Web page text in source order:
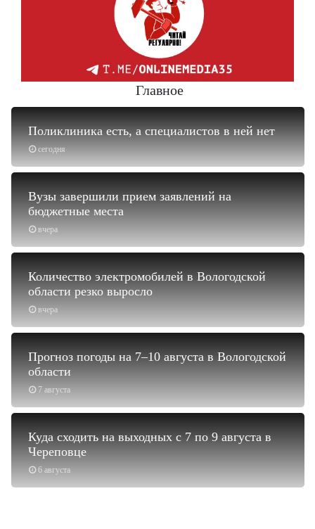
Главное
сегодня
Поликлиника есть, а специалистов в ней нет
вчера
Вузы завершили прием заявлений на
бюджетные места
вчера
Количество электромобилей в Вологодской
области резко выросло
7 августа
Прогноз погоды на 7–10 августа в Вологодской
области
6 августа
Куда сходить на выходных с 7 по 9 августа в
Череповце